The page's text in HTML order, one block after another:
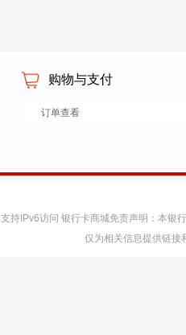
购物与支付
订单查看
支持IPv6访问 银行卡商城免责声明：本银
仅为相关信息提供链接